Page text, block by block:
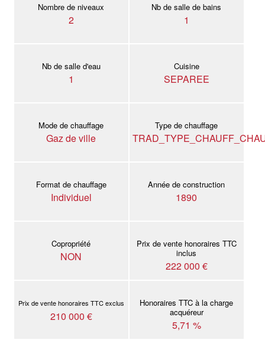
Nombre de niveaux
2
Nb de salle de bains
1
Nb de salle d'eau
1
Cuisine
SEPAREE
Mode de chauffage
Gaz de ville
Type de chauffage
Format de chauffage
Individuel
Année de construction
1890
Copropriété
NON
Prix de vente honoraires TTC
inclus
222 000 €
Prix de vente honoraires TTC exclus
210 000 €
Honoraires TTC à la charge
acquéreur
5,71 %